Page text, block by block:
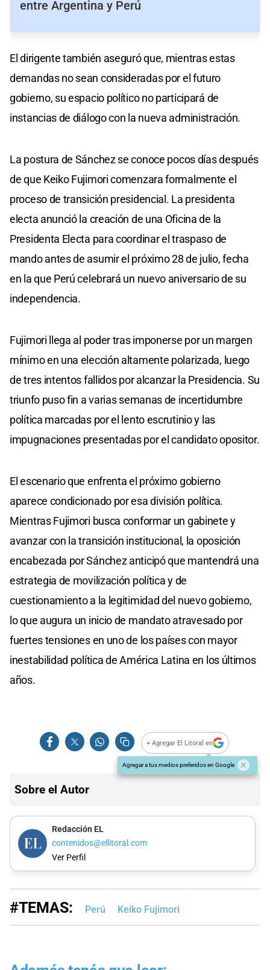
entre Argentina y Perú
El dirigente también aseguró que, mientras estas
demandas no sean consideradas por el futuro
gobierno, su espacio político no participará de
instancias de diálogo con la nueva administración.
La postura de Sánchez se conoce pocos días después
de que Keiko Fujimori comenzara formalmente el
proceso de transición presidencial. La presidenta
electa anunció la creación de una Oficina de la
Presidenta Electa para coordinar el traspaso de
mando antes de asumir el próximo 28 de julio, fecha
en la que Perú celebrará un nuevo aniversario de su
independencia.
Fujimori llega al poder tras imponerse por un margen
mínimo en una elección altamente polarizada, luego
de tres intentos fallidos por alcanzar la Presidencia. Su
triunfo puso fin a varias semanas de incertidumbre
política marcadas por el lento escrutinio y las
impugnaciones presentadas por el candidato opositor.
El escenario que enfrenta el próximo gobierno
aparece condicionado por esa división política.
Mientras Fujimori busca conformar un gabinete y
avanzar con la transición institucional, la oposición
encabezada por Sánchez anticipó que mantendrá una
estrategia de movilización política y de
cuestionamiento a la legitimidad del nuevo gobierno,
lo que augura un inicio de mandato atravesado por
fuertes tensiones en uno de los países con mayor
inestabilidad política de América Latina en los últimos
años.
+ Agregar El Litoral en
Agregar a tus medios preferidos en Google
Sobre el Autor
Redacción EL
contenidos@ellitoral.com
Ver Perfil
#TEMAS: Perú Keiko Fujimori